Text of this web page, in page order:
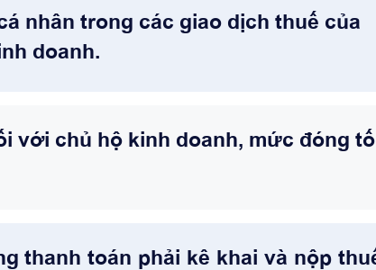
nhân trong các giao dịch thuế của
doanh.
với chủ hộ kinh doanh, mức đóng
thanh toán phải kê khai và nộp